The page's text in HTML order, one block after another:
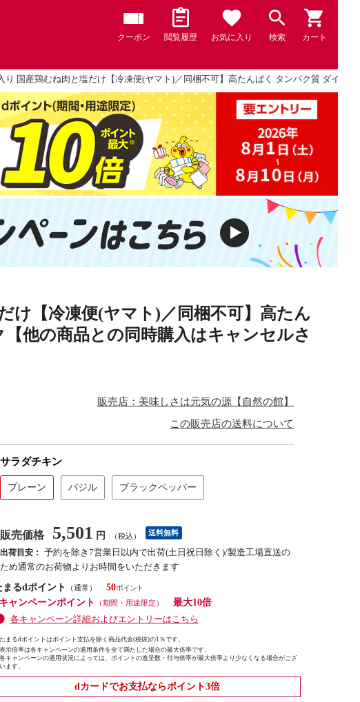
クーポン 閲覧履歴 お気に入り 検索 カート
り 国産鶏むね肉と塩だけ【冷凍便(ヤマト)／同梱不可】高たんぱく タンパク質 ダイエ
け【冷凍便(ヤマト)／同梱不可】高たん
他の商品との同時購入はキャンセルさ
販売店：美味しさは元気の源【自然の館】
この販売店の送料について
サラダチキン
プレーン バジル ブラックペッパー
販売価格 5,501 円 （税込） 送料無料
出荷目安： 予約を除き7営業日以内で出荷(土日祝日除く)/製造工場直送の
ため通常のお荷物よりお時間をいただきます
まるdポイント
（通常）
50
ャンペーンポイント
（期間・用途限定）
最大10倍
各キャンペーン詳細およびエントリーはこちら
まるdポイントはポイント支払を除く商品代金(税抜)の1％です。
表示倍率は各キャンペーンの適用条件を全て満たした場合の最大倍率です。
各キャンペーンの適用状況によっては、ポイントの進呈数・付与倍率が最大倍率より少なくなる場合がござ
います。
dカードでお支払ならポイント3倍